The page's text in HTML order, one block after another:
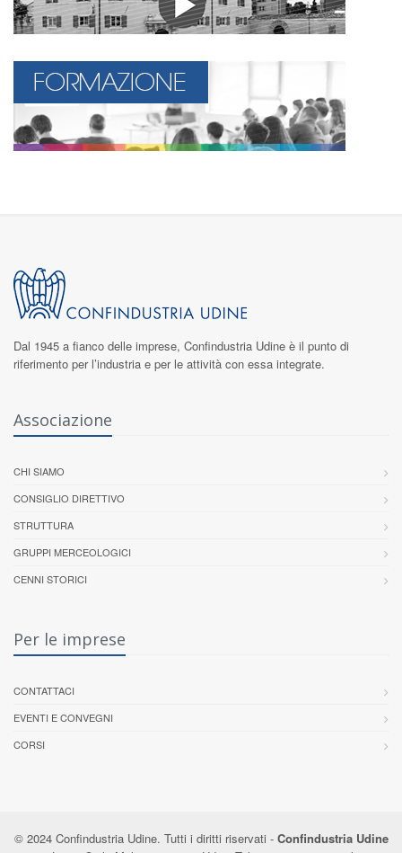
Dal 1945 a fianco delle imprese, Confindustria Udine è il punto di
riferimento per l’industria e per le attività con essa integrate.
Associazione
CHI SIAMO
CONSIGLIO DIRETTIVO
STRUTTURA
GRUPPI MERCEOLOGICI
CENNI STORICI
Per le imprese
CONTATTACI
EVENTI E CONVEGNI
CORSI
© 2024 Confindustria Udine. Tutti i diritti riservati - Confindustria Udine